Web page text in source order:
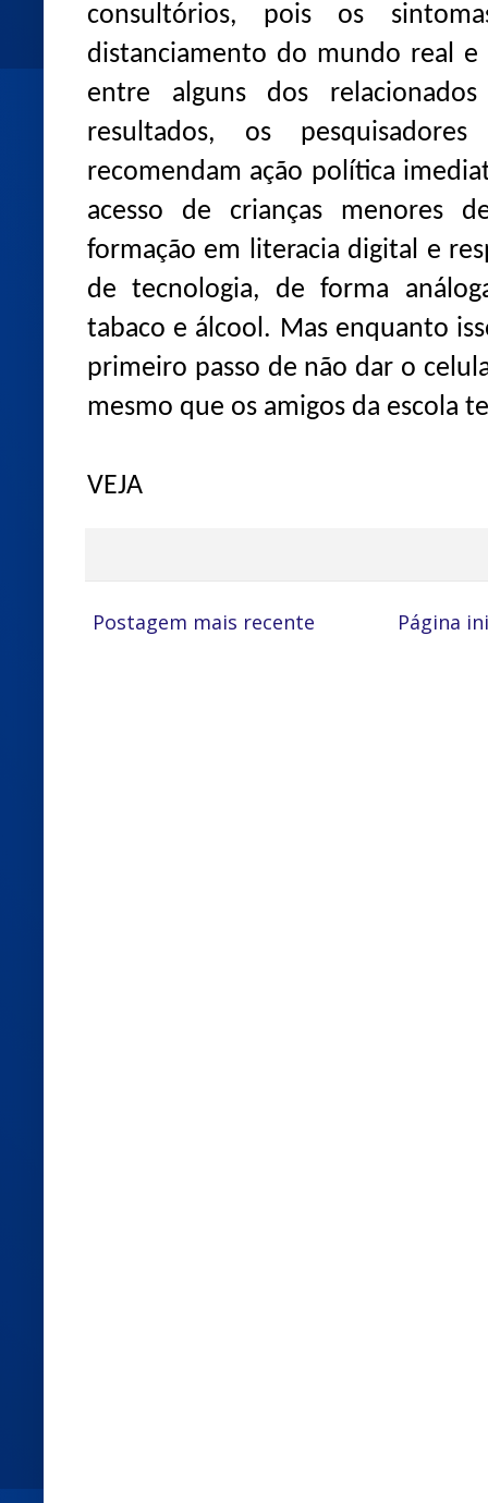
consultórios, pois os
distanciamento do mundo real
entre alguns dos
resultados, os
recomendam ação política
acesso de crianças menores
formação em literacia digital e
de tecnologia, de forma
tabaco e álcool. Mas enquanto
primeiro passo de não dar o
mesmo que os amigos da escola
VEJA
Postagem mais recente Página